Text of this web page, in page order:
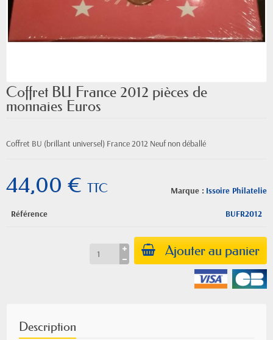
Coffret BU France 2012 pièces de
monnaies Euros
Coffret BU (brillant universel) France 2012 Neuf non déballé
Marque : Issoire Philatelie
44,00 € TTC
Référence BUFR2012
Ajouter au panier
Description